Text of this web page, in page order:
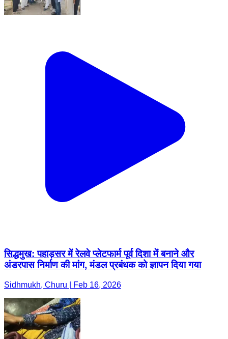
सिद्धमुख: पहाड़सर में रेलवे प्लेटफार्म पूर्व दिशा में बनाने और
अंडरपास निर्माण की मांग, मंडल प्रबंधक को ज्ञापन दिया गया
Sidhmukh, Churu | Feb 16, 2026